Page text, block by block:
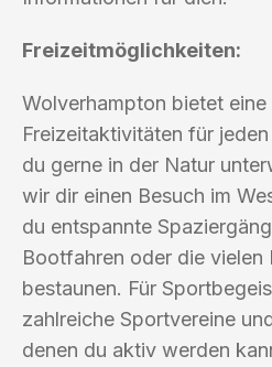
Freizeitmöglichkeiten:
Wolverhampton bietet eine
Freizeitaktivitäten für
du gerne in der Natur
wir dir einen Besuch im
du entspannte
Bootfahren oder die vielen
bestaunen. Für
zahlreiche Sportvereine
denen du aktiv werden